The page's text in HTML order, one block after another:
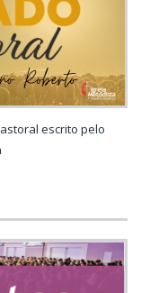
escrito pelo